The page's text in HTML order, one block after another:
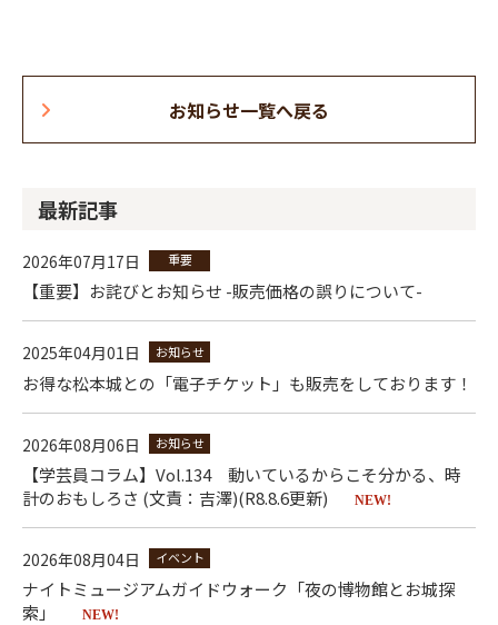
お知らせ一覧へ戻る
最新記事
2026年07月17日 重要
【重要】お詫びとお知らせ -販売価格の誤りについて-
2025年04月01日 お知らせ
お得な松本城との「電子チケット」も販売をしております！
2026年08月06日 お知らせ
【学芸員コラム】Vol.134 動いているからこそ分かる、時
計のおもしろさ (文責：吉澤)(R8.8.6更新)
NEW!
2026年08月04日 イベント
ナイトミュージアムガイドウォーク「夜の博物館とお城探
索」
NEW!